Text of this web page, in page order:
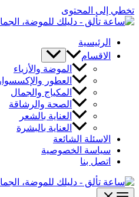
تخطي إلى المحتوى
الرئيسية
الاقسام
الموضة والأزياء
العطور
المكياج والجمال
الصحة والرشاقة
العناية بالشعر
العناية بالبشرة
الاسئلة الشائعة
سياسة الخصوصية
اتصل بنا